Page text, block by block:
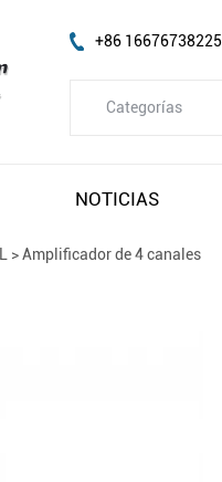
+86 16676738225
Categorías
AMPLIFICADOR FP
NOTICIAS
>Amplificador de 4 canales